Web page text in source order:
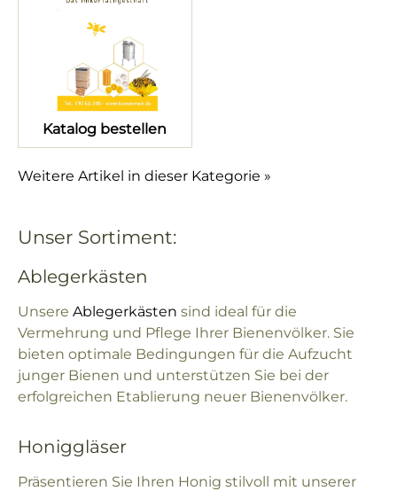
Katalog bestellen
Weitere Artikel in dieser Kategorie »
Unser Sortiment:
Ablegerkästen
Unsere Ablegerkästen sind ideal für die
Vermehrung und Pflege Ihrer Bienenvölker. Sie
bieten optimale Bedingungen für die Aufzucht
junger Bienen und unterstützen Sie bei der
erfolgreichen Etablierung neuer Bienenvölker.
Honiggläser
Präsentieren Sie Ihren Honig stilvoll mit unserer